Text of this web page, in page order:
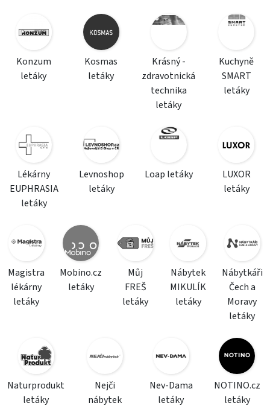
Konzum
letáky
Kosmas
letáky
Krásný -
zdravotnická
technika
letáky
Kuchyně
SMART
letáky
Lékárny
EUPHRASIA
letáky
Levnoshop
letáky
Loap letáky
LUXOR
letáky
Magistra
lékárny
letáky
Mobino.cz
letáky
Můj
FREŠ
letáky
Nábytek
MIKULÍK
letáky
Nábytkáři
Čech a
Moravy
letáky
Naturprodukt
letáky
Nejči
nábytek
Nev-Dama
letáky
NOTINO.cz
letáky